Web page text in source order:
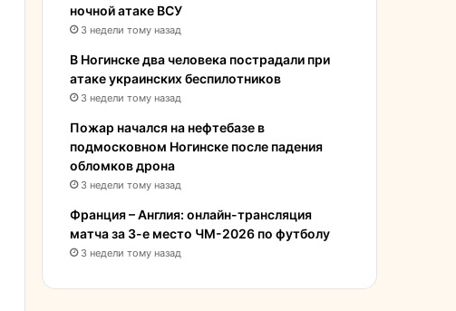
ночной атаке ВСУ
3 недели тому назад
В Ногинске два человека пострадали при
атаке украинских беспилотников
3 недели тому назад
Пожар начался на нефтебазе в
подмосковном Ногинске после падения
обломков дрона
3 недели тому назад
Франция – Англия: онлайн-трансляция
матча за 3-е место ЧМ-2026 по футболу
3 недели тому назад